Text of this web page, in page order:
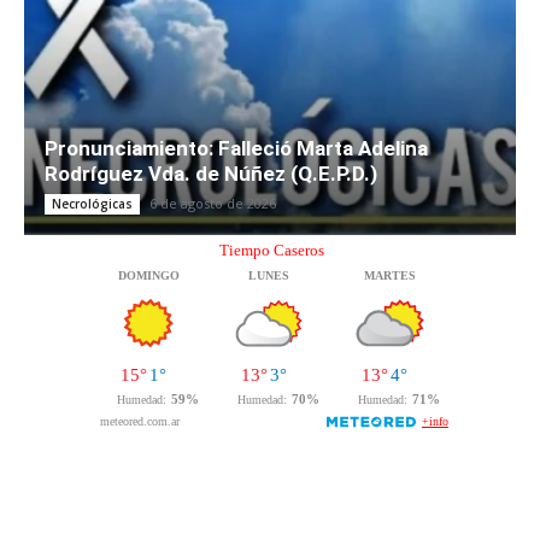
Pronunciamiento: Falleció Marta Adelina
Rodríguez Vda. de Núñez (Q.E.P.D.)
Necrológicas 6 de agosto de 2026